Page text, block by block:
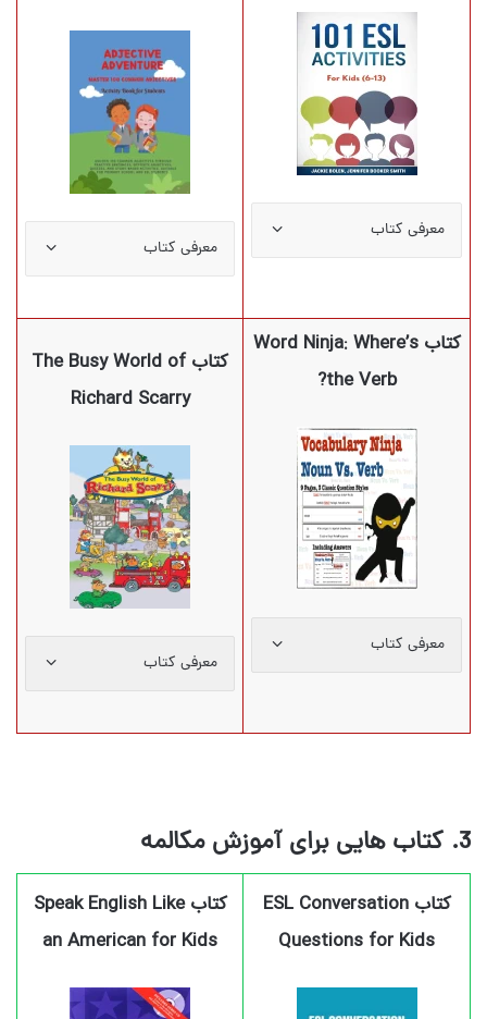
معرفی کتاب
معرفی کتاب
کتاب Word Ninja: Where’s
the Verb?
معرفی کتاب
کتاب The Busy World of
Richard Scarry
معرفی کتاب
3. کتاب هایی برای آموزش مکالمه
کتاب ESL Conversation
Questions for Kids
کتاب Speak English Like
an American for Kids